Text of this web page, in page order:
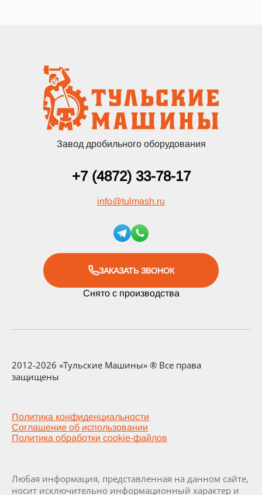
Завод дробильного оборудования
+7 (4872) 33-78-17
info@tulmash.ru
ЗАКАЗАТЬ ЗВОНОК
Снято с производства
2012-2026 «Тульские Машины» ® Все права
защищены
Политика конфиденциальности
Соглашение об использовании
Политика обработки cookie-файлов
Любая информация, представленная на данном сайте,
носит исключительно информационный характер и